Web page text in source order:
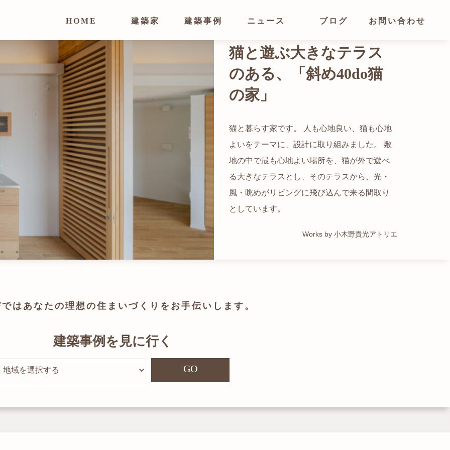
HOME 建築家 建築事例 ニュース ブログ お問い合わせ
猫と暮らす家です。 人も心地良い、猫も心地
よいをテーマに、設計に取り組みました。 敷
地の中で最も心地よい場所を、猫が外で遊べ
る大きなテラスとし、そのテラスから、光・
風・眺めがリビングに飛び込んで来る間取り
としています。
Works by 小木野貴光アトリエ
光が溢れ、広がりある
都心でありながらも緑の多いエリアです。 そ
の緑の借景も取り入れること、窓の配置を工
夫することで、光を取り入れながらも、カー
テンを閉じずに生活できる様設計していま
す。
Works by トレイルアーキテクツ 一級建築士事務所
自然の中の岩山を切り開いて造った、ワイル
ドなゲストハウスをイメージした空間が広が
る都市型住宅です。
Works by ZAG空間設計舎
かつての機織り工場が、その趣を残しつつ孫
世帯の住居へと蘇りました。
Works by ZAG空間設計舎
は あなたの理想の住まいづくりを お手伝いします。
建築事例を見に行く
GO